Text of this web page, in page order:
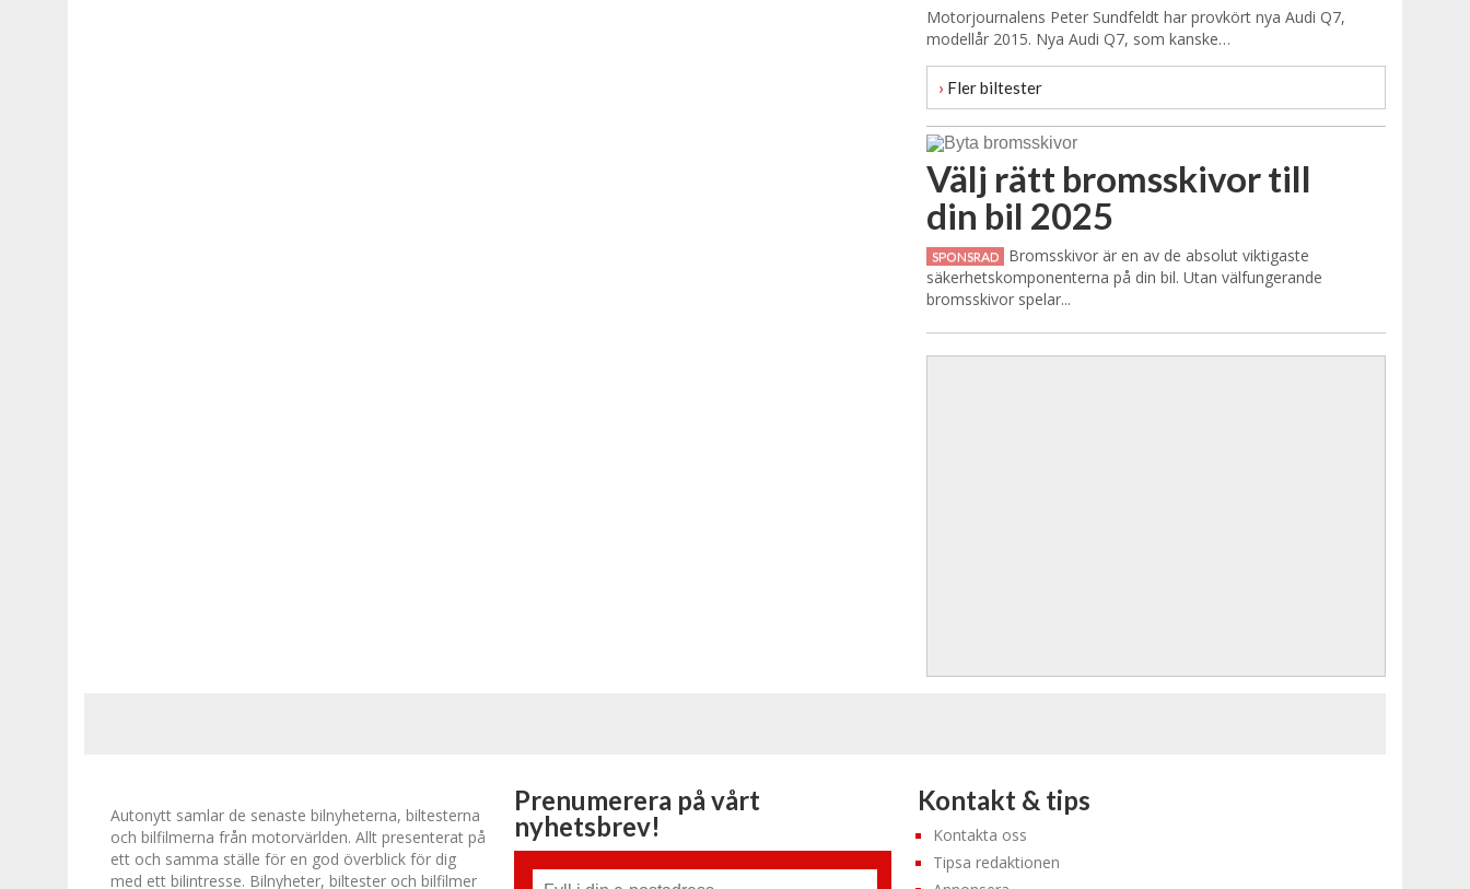
Motorjournalens Peter Sundfeldt har provkört nya Audi Q7,
modellår 2015. Nya Audi Q7, som kanske…
› Fler biltester
Välj rätt bromsskivor till
din bil 2025
SPONSRAD
Bromsskivor är en av de absolut viktigaste
säkerhetskomponenterna på din bil. Utan välfungerande
bromsskivor spelar...
Autonytt samlar de senaste bilnyheterna, biltesterna
och bilfilmerna från motorvärlden. Allt presenterat på
ett och samma ställe för en god överblick för dig
med ett bilintresse. Bilnyheter, biltester och bilfilmer
Prenumerera på vårt
nyhetsbrev!
Kontakt & tips
Kontakta oss
Tipsa redaktionen